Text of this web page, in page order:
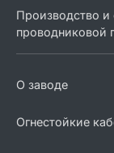
Производство и
проводниковой
О заводе
Огнестойкие